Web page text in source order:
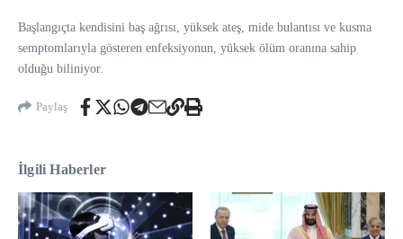
Başlangıçta kendisini baş ağrısı, yüksek ateş, mide bulantısı ve kusma
semptomlarıyla gösteren enfeksiyonun, yüksek ölüm oranına sahip
olduğu biliniyor.
Paylaş
İlgili Haberler